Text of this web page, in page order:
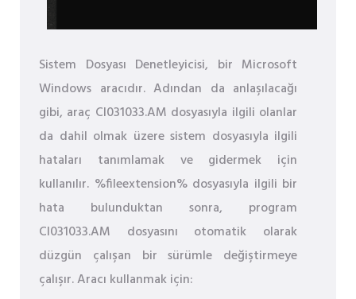
Sistem Dosyası Denetleyicisi, bir Microsoft
Windows aracıdır. Adından da anlaşılacağı
gibi, araç CI031033.AM dosyasıyla ilgili olanlar
da dahil olmak üzere sistem dosyasıyla ilgili
hataları tanımlamak ve gidermek için
kullanılır. %fileextension% dosyasıyla ilgili bir
hata bulunduktan sonra, program
CI031033.AM dosyasını otomatik olarak
düzgün çalışan bir sürümle değiştirmeye
çalışır. Aracı kullanmak için: